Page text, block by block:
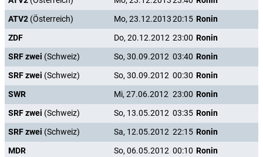
ATV2 (Österreich) Mo, 23.12.201320:15 Ronin
ZDF
Do, 20.12.2012 23:00 Ronin
SRF zwei (Schweiz) So, 30.09.2012 03:40 Ronin
SRF zwei (Schweiz) So, 30.09.2012 00:30 Ronin
SWR
Mi, 27.06.2012 23:00 Ronin
SRF zwei (Schweiz) So, 13.05.2012 03:35 Ronin
SRF zwei (Schweiz) Sa, 12.05.2012 22:15 Ronin
MDR
So, 06.05.2012 00:10 Ronin